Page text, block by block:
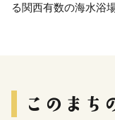
る関西有数の海水浴